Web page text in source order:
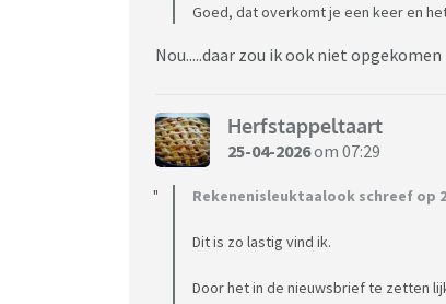
Goed, dat overkomt je een keer en
Nou.....daar zou ik ook niet
Herfstappeltaart
25-04-2026om 07:29
Rekenenisleuktaalook schreef op
Dit is zo lastig vind ik.
Door het in de nieuwsbrief te zetten